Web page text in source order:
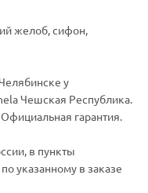
желоб, сифон,
у
Чешская Республика.
гарантия.
в пункты
указанному в заказе